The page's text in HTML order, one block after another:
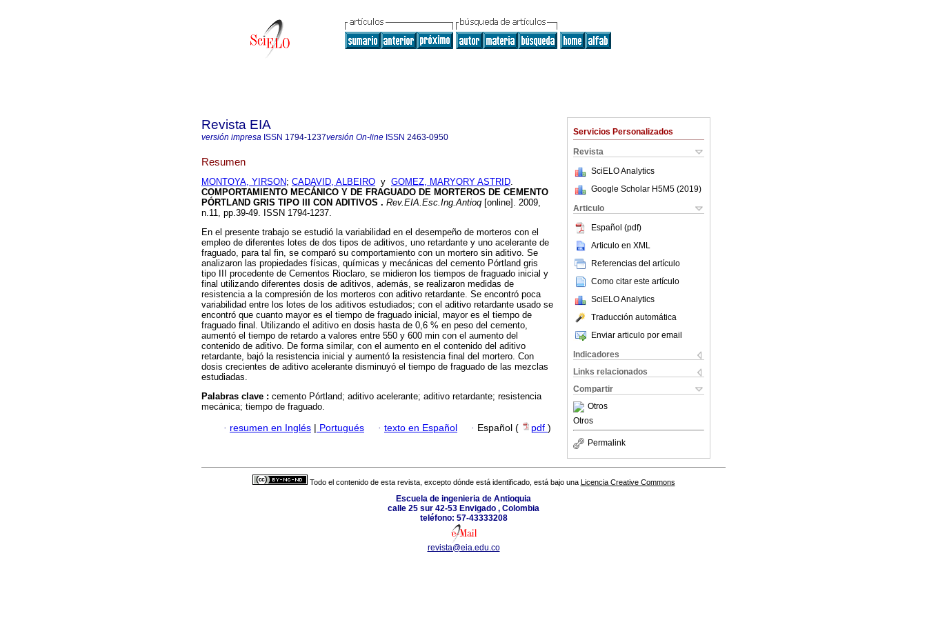
Servicios Personalizados
Revista
SciELO Analytics
Google Scholar H5M5 (2019)
Articulo
Español (pdf)
Articulo en XML
Referencias del artículo
Como citar este artículo
SciELO Analytics
Traducción automática
Enviar articulo por email
Indicadores
Links relacionados
Compartir
Otros
Otros
Permalink
Revista EIA
versión impresa ISSN 1794-1237versión On-line ISSN 2463-0950
Resumen
MONTOYA, YIRSON; CADAVID, ALBEIRO y GOMEZ, MARYORY ASTRID.
COMPORTAMIENTO MECÁNICO Y DE FRAGUADO DE MORTEROS DE CEMENTO
PÓRTLAND GRIS TIPO III CON ADITIVOS . Rev.EIA.Esc.Ing.Antioq [online]. 2009,
n.11, pp.39-49. ISSN 1794-1237.
En el presente trabajo se estudió la variabilidad en el desempeño de morteros con el
empleo de diferentes lotes de dos tipos de aditivos, uno retardante y uno acelerante de
fraguado, para tal fin, se comparó su comportamiento con un mortero sin aditivo. Se
analizaron las propiedades físicas, químicas y mecánicas del cemento Pórtland gris
tipo III procedente de Cementos Rioclaro, se midieron los tiempos de fraguado inicial y
final utilizando diferentes dosis de aditivos, además, se realizaron medidas de
resistencia a la compresión de los morteros con aditivo retardante. Se encontró poca
variabilidad entre los lotes de los aditivos estudiados; con el aditivo retardante usado se
encontró que cuanto mayor es el tiempo de fraguado inicial, mayor es el tiempo de
fraguado final. Utilizando el aditivo en dosis hasta de 0,6 % en peso del cemento,
aumentó el tiempo de retardo a valores entre 550 y 600 min con el aumento del
contenido de aditivo. De forma similar, con el aumento en el contenido del aditivo
retardante, bajó la resistencia inicial y aumentó la resistencia final del mortero. Con
dosis crecientes de aditivo acelerante disminuyó el tiempo de fraguado de las mezclas
estudiadas.
Palabras clave : cemento Pórtland; aditivo acelerante; aditivo retardante; resistencia
mecánica; tiempo de fraguado.
· resumen en Inglés | Portugués · texto en Español · Español ( pdf )
Todo el contenido de esta revista, excepto dónde está identificado, está bajo una Licencia Creative Commons
Escuela de ingenieria de Antioquia
calle 25 sur 42-53 Envigado , Colombia
teléfono: 57-43333208
revista@eia.edu.co